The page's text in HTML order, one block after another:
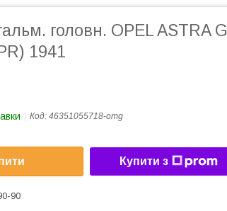
головн. OPEL ASTRA G
1941
Код: 46351055718-omg
Купити з
90